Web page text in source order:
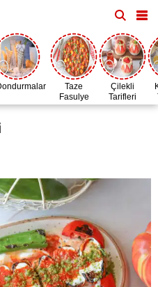
Taze
Fasulye
Zamanı
Çilekli
Tarifleri